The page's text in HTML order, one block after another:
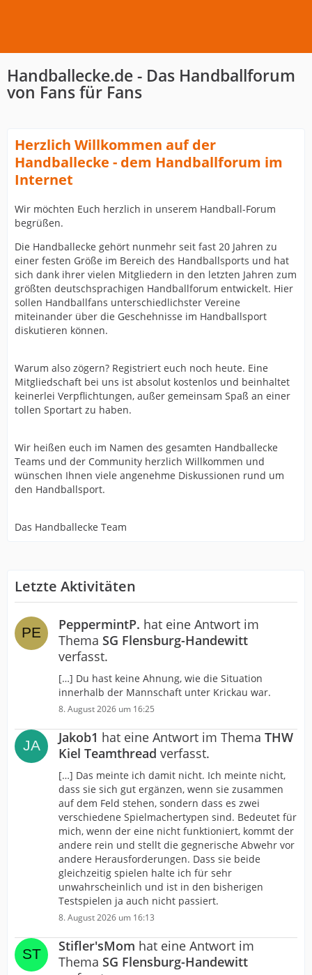
Handballecke.de - Das Handballforum
von Fans für Fans
Herzlich Willkommen auf der
Handballecke - dem Handballforum im
Internet
Wir möchten Euch herzlich in unserem Handball-Forum
begrüßen.
Die Handballecke gehört nunmehr seit fast 20 Jahren zu
einer festen Größe im Bereich des Handballsports und hat
sich dank ihrer vielen Mitgliedern in den letzten Jahren zum
größten deutschsprachigen Handballforum entwickelt. Hier
sollen Handballfans unterschiedlichster Vereine
miteinander über die Geschehnisse im Handballsport
diskutieren können.
Warum also zögern? Registriert euch noch heute. Eine
Mitgliedschaft bei uns ist absolut kostenlos und beinhaltet
keinerlei Verpflichtungen, außer gemeinsam Spaß an einer
tollen Sportart zu haben.
Wir heißen euch im Namen des gesamten Handballecke
Teams und der Community herzlich Willkommen und
wünschen Ihnen viele angenehme Diskussionen rund um
den Handballsport.
Das Handballecke Team
Letzte Aktivitäten
PeppermintP. hat eine Antwort im
Thema SG Flensburg-Handewitt
verfasst.
[…] Du hast keine Ahnung, wie die Situation
innerhalb der Mannschaft unter Krickau war.
8. August 2026 um 16:25
Jakob1 hat eine Antwort im Thema THW
Kiel Teamthread verfasst.
[…] Das meinte ich damit nicht. Ich meinte nicht,
dass sie sich gut ergänzen, wenn sie zusammen
auf dem Feld stehen, sondern dass es zwei
verschiedene Spielmachertypen sind. Bedeutet für
mich, wenn der eine nicht funktioniert, kommt der
andere rein und stellt die gegnerische Abwehr vor
andere Herausforderungen. Dass sie beide
gleichzeitig spielen halte ich für sehr
unwahrscheinlich und ist in den bisherigen
Testspielen ja auch nicht passiert.
8. August 2026 um 16:13
Stifler'sMom hat eine Antwort im
Thema SG Flensburg-Handewitt